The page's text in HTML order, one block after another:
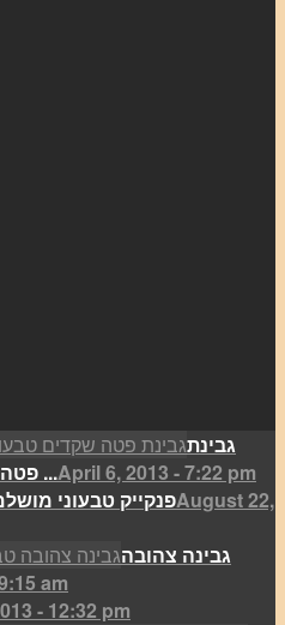
גבינת
פטה שקדים טבעונית אפויה ...April 6, 2013 - 7:22 pm
פנקייק טבעוניAugust 22,
גבינה צהובה
am
- 12:32 pm